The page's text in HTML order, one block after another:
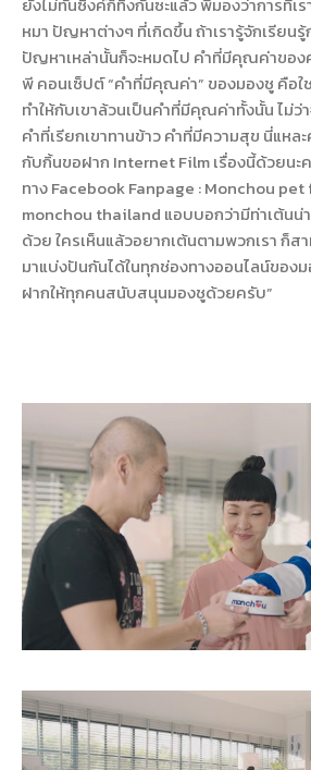
หมา ปัญหาต่างๆ ที่เกิดขึ้น ถ้าเรารู้จักเรียน
ปัญหาเหล่านั้นก็จะหมดไป คำที่มีคุณค่าขอ
พี คอนเซ็ปต์ “คำที่มีคุณค่า” ของมองชู คือใช่
ทำให้กับเขาล้วนเป็นคำที่มีคุณค่าทั้งนั้น ไม่ว่
คำที่เรียกเขาทานข้าว คำที่มีความสุข นี่แห
กับกิ้นขอฝาก Internet Film เรื่องนี้ด้วยน
ทาง Facebook Fanpage : Monchou pet
monchou thailand แอบบอกว่ามีท่าเต้นน่
ด้วย ใครเห็นแล้วอยากเต้นตามพวกเรา ก็
มาแบ่งปันกันได้ในทุกช่องทางออนไลน์ของ
ฝากให้ทุกคนสนับสนุนมองชูด้วยครับ”